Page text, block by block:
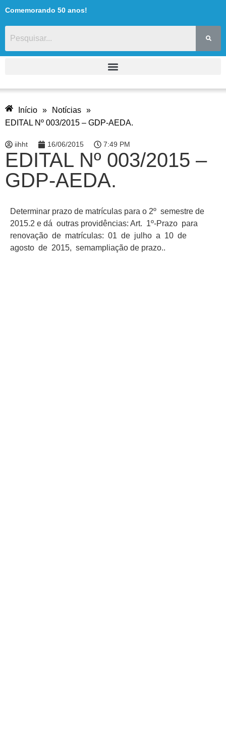
Comemorando 50 anos!
Início » Notícias »
EDITAL Nº 003/2015 – GDP-AEDA.
iihht 16/06/2015 7:49 PM
EDITAL Nº 003/2015 –
GDP-AEDA.
Determinar prazo de matrículas para o 2º semestre de
2015.2 e dá outras providências: Art. 1º-Prazo para
renovação de matrículas: 01 de julho a 10 de
agosto de 2015, semampliação de prazo..